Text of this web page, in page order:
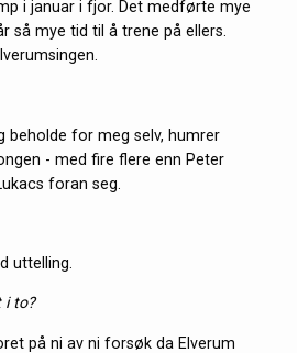
i januar i fjor. Det medførte mye
så mye tid til å trene på ellers.
beholde for meg selv, humrer
- med fire flere enn Peter
foran seg.
uttelling.
i to?
på ni av ni forsøk da Elverum